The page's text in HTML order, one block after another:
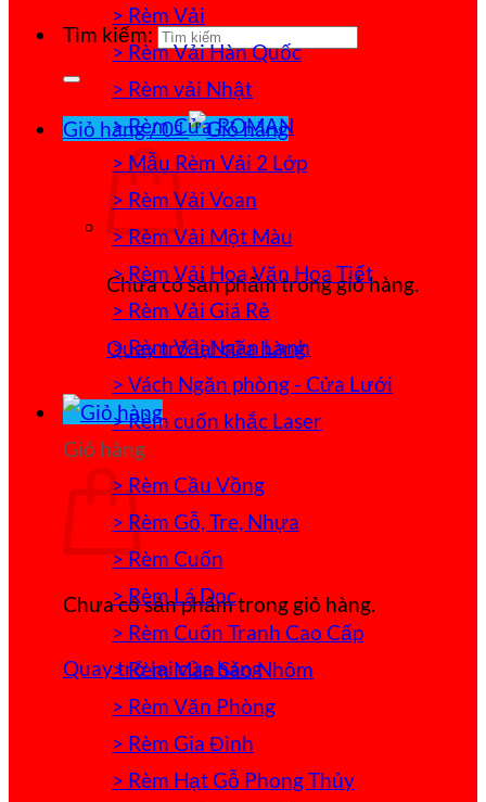
Tìm kiếm:
Giỏ hàng /0₫
Chưa có sản phẩm trong giỏ hàng.
Quay trở lại cửa hàng
Giỏ hàng
Chưa có sản phẩm trong giỏ hàng.
Quay trở lại cửa hàng
> Rèm Vải
> Rèm Vải Hàn Quốc
> Rèm vải Nhật
> Rèm Cửa ROMAN
> Mẫu Rèm Vải 2 Lớp
> Rèm Vải Voan
> Rèm Vải Một Màu
> Rèm Vải Hoa Văn Họa Tiết
> Rèm Vải Giá Rẻ
> Rèm Vải Ngăn Lạnh
> Vách Ngăn phòng - Cửa Lưới
> Rèm cuốn khắc Laser
> Rèm Cầu Vồng
> Rèm Gỗ, Tre, Nhựa
> Rèm Cuốn
> Rèm Lá Dọc
> Rèm Cuốn Tranh Cao Cấp
> Rèm Màn Sáo Nhôm
> Rèm Văn Phòng
> Rèm Gia Đình
> Rèm Hạt Gỗ Phong Thủy